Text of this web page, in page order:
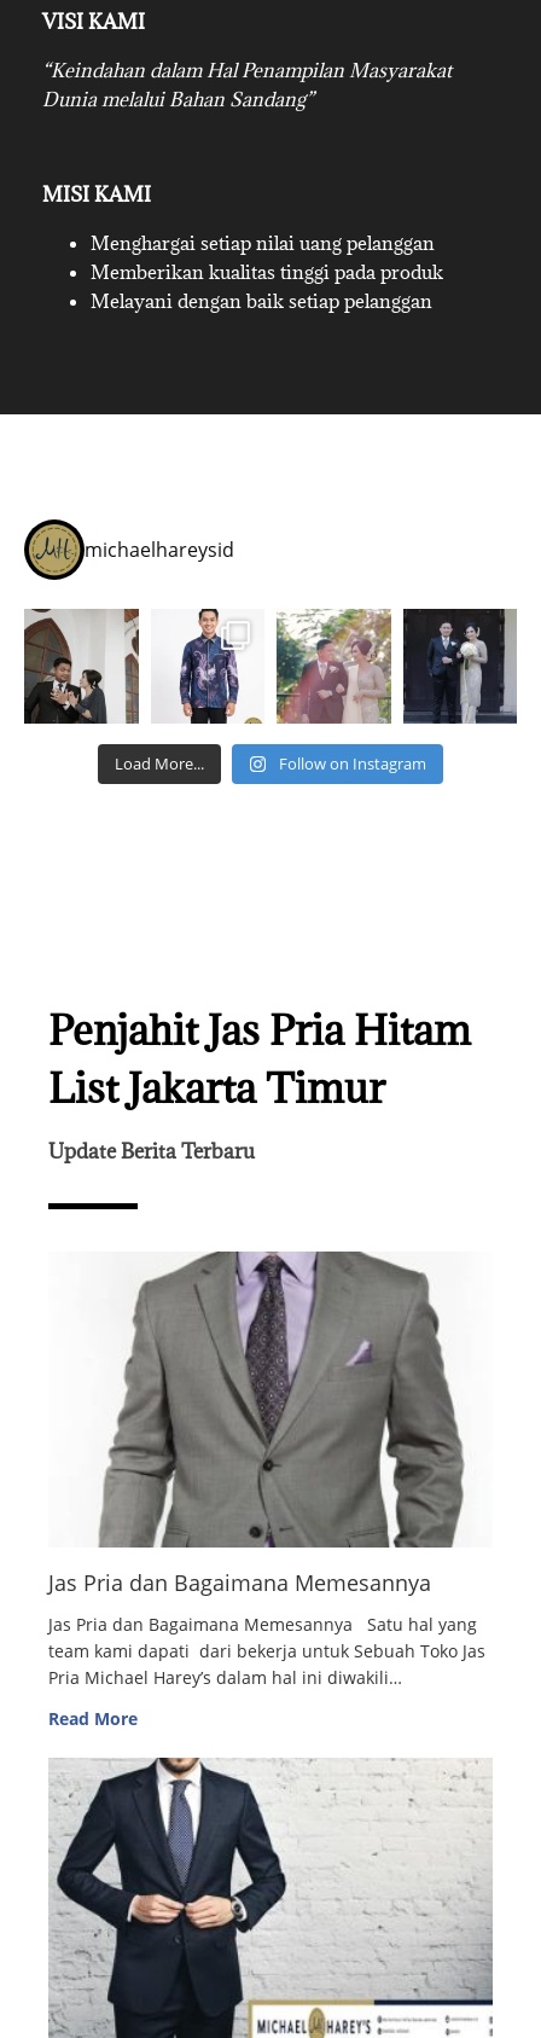
VISI KAMI
“Keindahan dalam Hal Penampilan Masyarakat
Dunia melalui Bahan Sandang”
MISI KAMI
Menghargai setiap nilai uang pelanggan
Memberikan kualitas tinggi pada produk
Melayani dengan baik setiap pelanggan
michaelhareysid
Load More... Follow on Instagram
Penjahit Jas Pria Hitam
List Jakarta Timur
Update Berita Terbaru
Jas Pria dan Bagaimana Memesannya
Jas Pria dan Bagaimana Memesannya Satu hal yang
team kami dapati dari bekerja untuk Sebuah Toko Jas
Pria Michael Harey’s dalam hal ini diwakili…
Read More